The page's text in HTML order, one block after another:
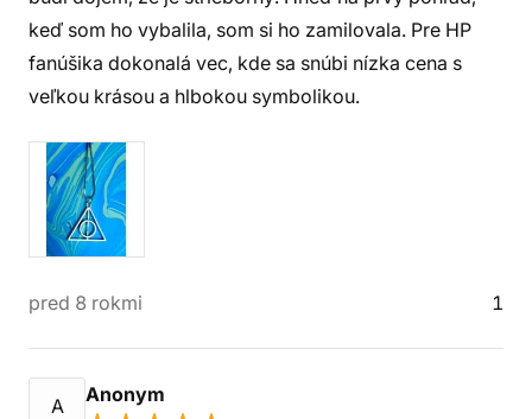
keď som ho vybalila, som si ho zamilovala. Pre HP
fanúšika dokonalá vec, kde sa snúbi nízka cena s
veľkou krásou a hlbokou symbolikou.
pred 8 rokmi 1
A Anonym